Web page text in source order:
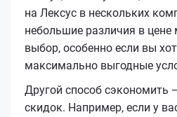
на Лексус в нескольких
небольшие различия в цене
выбор, особенно если вы
максимально выгодные
Другой способ сэкономить
скидок. Например, если у